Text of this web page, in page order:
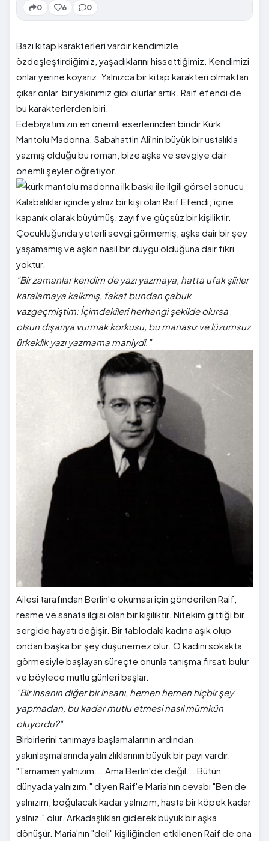
0 6 0
Bazı kitap karakterleri vardır kendimizle
özdeşleştirdiğimiz, yaşadıklarını hissettiğimiz. Kendimizi
onlar yerine koyarız. Yalnızca bir kitap karakteri olmaktan
çıkar onlar, bir yakınımız gibi olurlar artık. Raif efendi de
bu karakterlerden biri.
Edebiyatımızın en önemli eserlerinden biridir Kürk
Mantolu Madonna. Sabahattin Ali'nin büyük bir ustalıkla
yazmış olduğu bu roman, bize aşka ve sevgiye dair
önemli şeyler öğretiyor.
Kalabalıklar içinde yalnız bir kişi olan Raif Efendi; içine
kapanık olarak büyümüş, zayıf ve güçsüz bir kişiliktir.
Çocukluğunda yeterli sevgi görmemiş, aşka dair bir şey
yaşamamış ve aşkın nasıl bir duygu olduğuna dair fikri
yoktur.
"Bir zamanlar kendim de yazı yazmaya, hatta ufak şiirler
karalamaya kalkmış, fakat bundan çabuk
vazgeçmiştim: İçimdekileri herhangi şekilde olursa
olsun dışarıya vurmak korkusu, bu manasız ve lüzumsuz
ürkeklik yazı yazmama maniydi."
Ailesi tarafından Berlin'e okuması için gönderilen Raif,
resme ve sanata ilgisi olan bir kişiliktir. Nitekim gittiği bir
sergide hayatı değişir. Bir tablodaki kadına aşık olup
ondan başka bir şey düşünemez olur. O kadını sokakta
görmesiyle başlayan süreçte onunla tanışma fırsatı bulur
ve böylece mutlu günleri başlar.
"Bir insanın diğer bir insanı, hemen hemen hiçbir şey
yapmadan, bu kadar mutlu etmesi nasıl mümkün
oluyordu?"
Birbirlerini tanımaya başlamalarının ardından
yakınlaşmalarında yalnızlıklarının büyük bir payı vardır.
"Tamamen yalnızım... Ama Berlin'de değil... Bütün
dünyada yalnızım." diyen Raif'e Maria'nın cevabı "Ben de
yalnızım, boğulacak kadar yalnızım, hasta bir köpek kadar
yalnız." olur. Arkadaşlıkları giderek büyük bir aşka
dönüşür. Maria'nın "deli" kişiliğinden etkilenen Raif de ona